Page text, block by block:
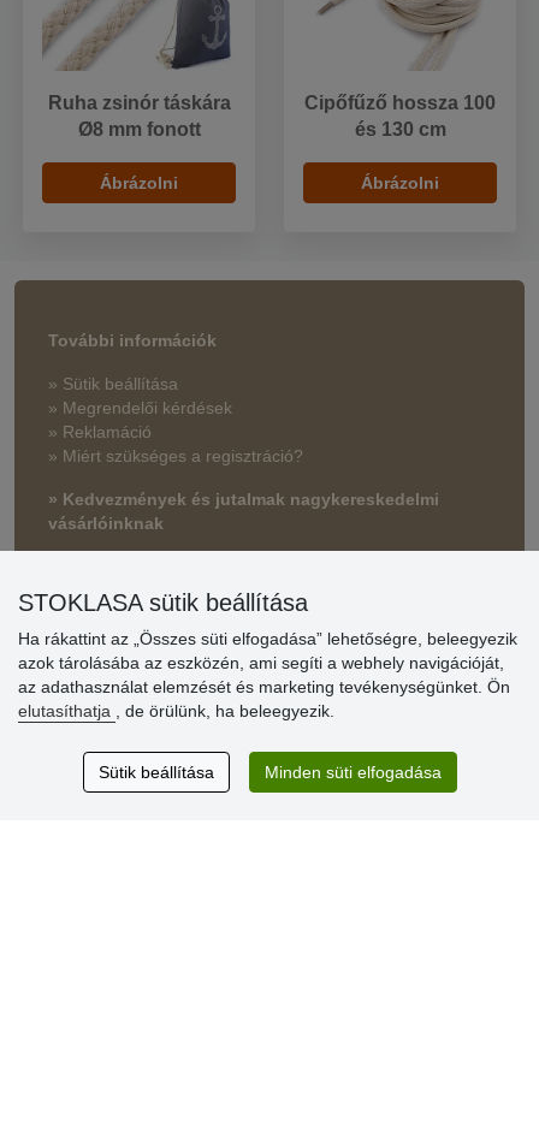
Ruha zsinór táskára
Ø8 mm fonott
Ábrázolni
Cipőfűző hossza 100
és 130 cm
Ábrázolni
További információk
» Sütik beállítása
» Megrendelői kérdések
» Reklamáció
» Miért szükséges a regisztráció?
» Kedvezmények és jutalmak nagykereskedelmi
vásárlóinknak
Vásárlók
értékelése
Thank you.
STOKLASA sütik beállítása
Ha rákattint az „Összes süti elfogadása” lehetőségre, beleegyezik
azok tárolásába az eszközén, ami segíti a webhely navigációját,
az adathasználat elemzését és marketing tevékenységünket. Ön
elutasíthatja
, de örülünk, ha beleegyezik.
Sütik beállítása Minden süti elfogadása